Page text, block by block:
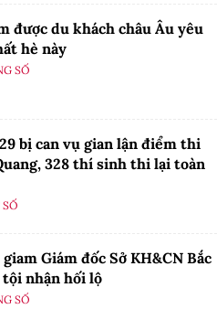
được du khách châu Âu yêu
hè này
SỐ
bị can vụ gian lận điểm thi
328 thí sinh thi lại toàn
Giám đốc Sở KH&CN Bắc
nhận hối lộ
SỐ